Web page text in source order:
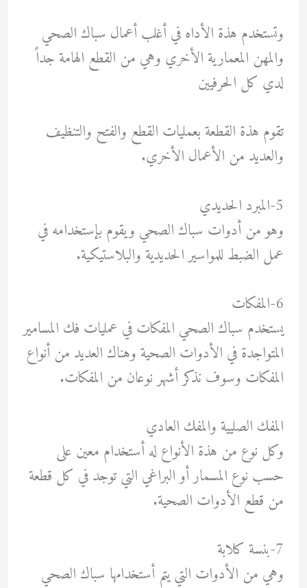
وتستخدم هذة الأداه في أغلب أعمال سباك الصحي
والمهن المعمارية الأخري وهي من القطع الهامة جداً
لدي كل الحرفيين
تقوم هذة القطعة بعمليات القطع والفتح والتنظيف
والعديد من الأعمال الأخري.
5-المبرد الحديدي
وهو من أدوات سباك الصحي ويقوم بإستخدامه في
عمل الضبط للمواسير الحديدية والبلاستيكية.
6-المفكات
يستخدم سباك الصحي المفكات في عمليات فك المسامير
المتواجدة في الأدوات الصحية وهناك العديد من أنواع
المفكات وسوف نذكر أشهر نوعان من المفكات.
المفك الصليية والمفك العادي
وكل نوع من هذة الأنواع له أستخدام معين على
حسب نوع المسمار أو البراغي التي توجد في كل قطعة
من قطع الأدوات الصحية.
7-بنسة كلابة
وهي من الأدوات التي يتم أستخدامها سباك الصحي